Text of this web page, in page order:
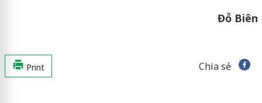
Đỗ Biên
Print Chia sẻ